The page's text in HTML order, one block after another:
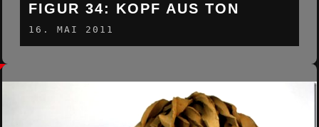
FIGUR 34: KOPF AUS TON
16. MAI 2011